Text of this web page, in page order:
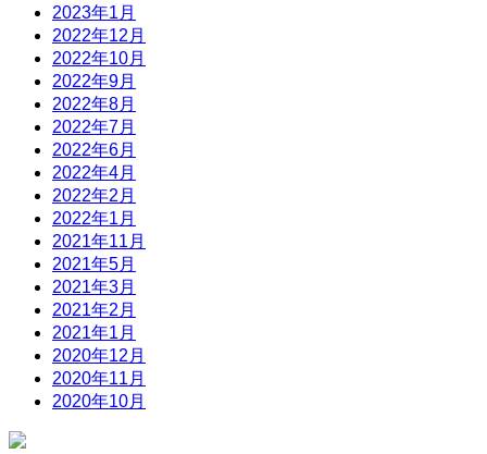
2023年1月
2022年12月
2022年10月
2022年9月
2022年8月
2022年7月
2022年6月
2022年4月
2022年2月
2022年1月
2021年11月
2021年5月
2021年3月
2021年2月
2021年1月
2020年12月
2020年11月
2020年10月